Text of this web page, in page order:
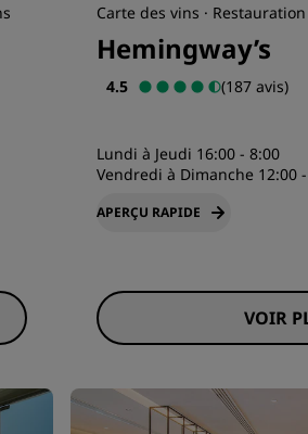
Carte des vins ·
Hemingway’s
4.5 (187 avis)
Lundi à Jeudi 16:00 - 8:00
Vendredi à Dimanche 12:00
APERÇU RAPIDE
VOIR